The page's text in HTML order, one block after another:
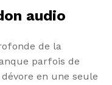
audio
de la
parfois de
en une seule